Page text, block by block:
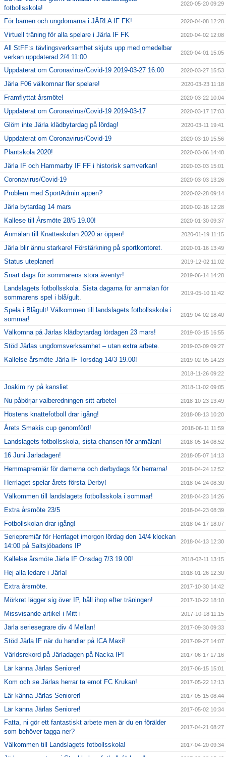
fotbollsskola!
2020-05-20 09:29
För barnen och ungdomarna i JÄRLA IF FK! 2020-04-08 12:28
Virtuell träning för alla spelare i Järla IF FK 2020-04-02 12:08
All StFF:s tävlingsverksamhet skjuts upp med omedelbar
verkan uppdaterad 2/4 11:00
2020-04-01 15:05
Uppdaterat om Coronavirus/Covid-19 2019-03-27 16:00 2020-03-27 15:53
Järla F06 välkomnar fler spelare! 2020-03-23 11:18
Framflyttat årsmöte! 2020-03-22 10:04
Uppdaterat om Coronavirus/Covid-19 2019-03-17 2020-03-17 17:03
Glöm inte Järla klädbytardag på lördag! 2020-03-11 19:41
Uppdaterat om Coronavirus/Covid-19 2020-03-10 15:56
Plantskola 2020! 2020-03-06 14:48
Järla IF och Hammarby IF FF i historisk samverkan! 2020-03-03 15:01
Coronavirus/Covid-19 2020-03-03 13:26
Problem med SportAdmin appen? 2020-02-28 09:14
Järla bytardag 14 mars 2020-02-16 12:28
Kallese till Årsmöte 28/5 19.00! 2020-01-30 09:37
Anmälan till Knatteskolan 2020 är öppen! 2020-01-19 11:15
Järla blir ännu starkare! Förstärkning på sportkontoret. 2020-01-16 13:49
Status uteplaner! 2019-12-02 11:02
Snart dags för sommarens stora äventyr! 2019-06-14 14:28
Landslagets fotbollsskola. Sista dagarna för anmälan för
sommarens spel i blå/gult.
2019-05-10 11:42
Spela i Blågult! Välkommen till landslagets fotbollsskola i
sommar!
2019-04-02 18:40
Välkomna på Järlas klädbytardag lördagen 23 mars! 2019-03-15 16:55
Stöd Järlas ungdomsverksamhet – utan extra arbete. 2019-03-09 09:27
Kallelse årsmöte Järla IF Torsdag 14/3 19.00! 2019-02-05 14:23
2018-11-26 09:22
Joakim ny på kansliet 2018-11-02 09:05
Nu påbörjar valberedningen sitt arbete! 2018-10-23 13:49
Höstens knattefotboll drar igång! 2018-08-13 10:20
Årets Smakis cup genomförd! 2018-06-11 11:59
Landslagets fotbollsskola, sista chansen för anmälan! 2018-05-14 08:52
16 Juni Järladagen! 2018-05-07 14:13
Hemmapremiär för damerna och derbydags för herrarna! 2018-04-24 12:52
Herrlaget spelar årets första Derby! 2018-04-24 08:30
Välkommen till landslagets fotbollsskola i sommar! 2018-04-23 14:26
Extra årsmöte 23/5 2018-04-23 08:39
Fotbollskolan drar igång! 2018-04-17 18:07
Seriepremiär för Herrlaget imorgon lördag den 14/4 klockan
14:00 på Saltsjöbadens IP
2018-04-13 12:30
Kallelse årsmöte Järla IF Onsdag 7/3 19.00! 2018-02-11 13:15
Hej alla ledare i Järla! 2018-01-26 12:30
Extra årsmöte. 2017-10-30 14:42
Mörkret lägger sig över IP, håll ihop efter träningen! 2017-10-22 18:10
Missvisande artikel i Mitt i 2017-10-18 11:15
Järla seriesegrare div 4 Mellan! 2017-09-30 09:33
Stöd Järla IF när du handlar på ICA Maxi! 2017-09-27 14:07
Världsrekord på Järladagen på Nacka IP! 2017-06-17 17:16
Lär känna Järlas Seniorer! 2017-06-15 15:01
Kom och se Järlas herrar ta emot FC Krukan! 2017-05-22 12:13
Lär känna Järlas Seniorer! 2017-05-15 08:44
Lär känna Järlas Seniorer! 2017-05-02 10:34
Fatta, ni gör ett fantastiskt arbete men är du en förälder
som behöver tagga ner?
2017-04-21 08:27
Välkommen till Landslagets fotbollsskola! 2017-04-20 09:34